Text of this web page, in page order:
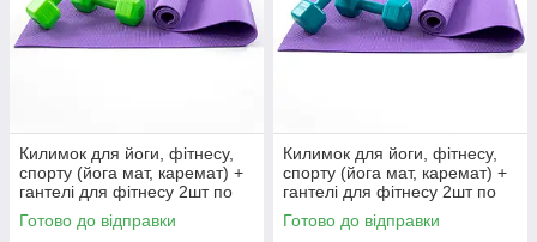
Килимок для йоги, фітнесу,
спорту (йога мат, каремат) +
гантелі для фітнесу 2шт по
2кг OSPORT Set 82 (n-0112)
Фіолетово-салатовий
Готово до відправки
Килимок для йоги, фітнесу,
спорту (йога мат, каремат) +
гантелі для фітнесу 2шт по
2кг OSPORT Set 82 (n-0112)
Фіолетово-бірюзовий
Готово до відправки